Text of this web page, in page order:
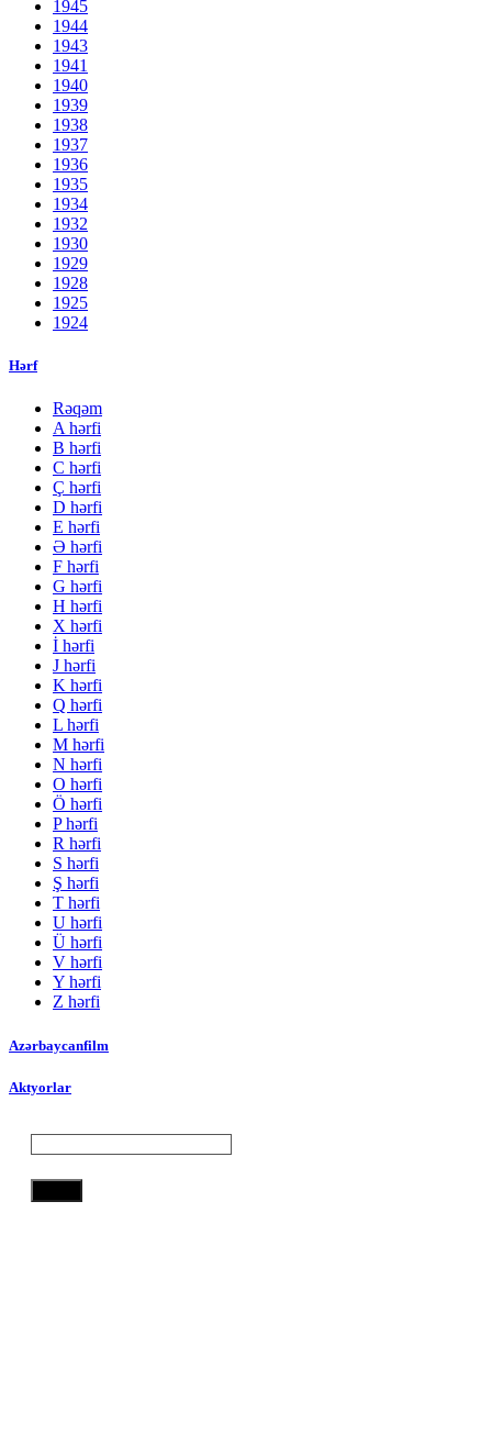
1945
1944
1943
1941
1940
1939
1938
1937
1936
1935
1934
1932
1930
1929
1928
1925
1924
Hərf
Rəqəm
A hərfi
B hərfi
C hərfi
Ç hərfi
D hərfi
E hərfi
Ə hərfi
F hərfi
G hərfi
H hərfi
X hərfi
İ hərfi
J hərfi
K hərfi
Q hərfi
L hərfi
M hərfi
N hərfi
O hərfi
Ö hərfi
P hərfi
R hərfi
S hərfi
Ş hərfi
T hərfi
U hərfi
Ü hərfi
V hərfi
Y hərfi
Z hərfi
Azərbaycanfilm
Aktyorlar